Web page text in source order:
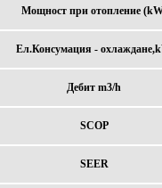
Мощност при отопление
Ел.Консумация -
Дебит m3/h
SCOP
SEER